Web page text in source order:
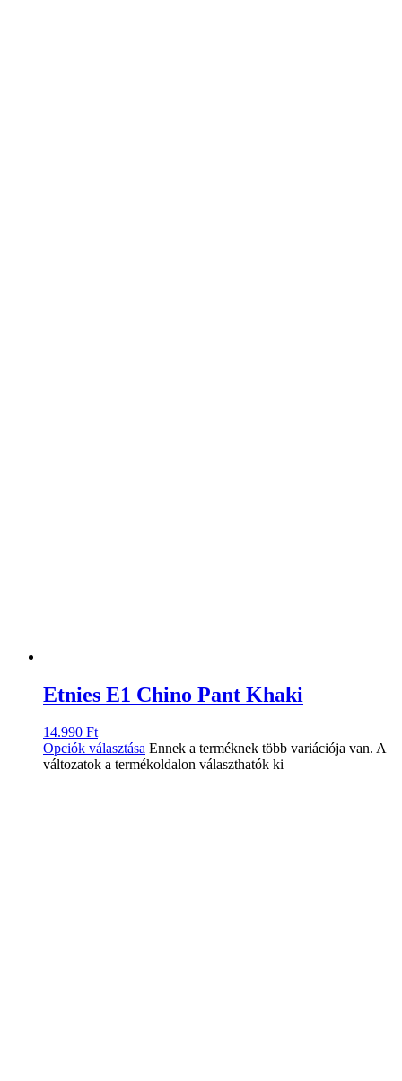
Etnies E1 Chino Pant Khaki
14.990 Ft
Opciók választása Ennek a terméknek több variációja van. A
változatok a termékoldalon választhatók ki